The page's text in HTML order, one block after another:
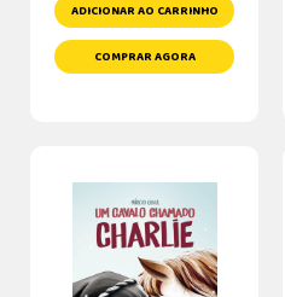
ADICIONAR AO CARRINHO
COMPRAR AGORA